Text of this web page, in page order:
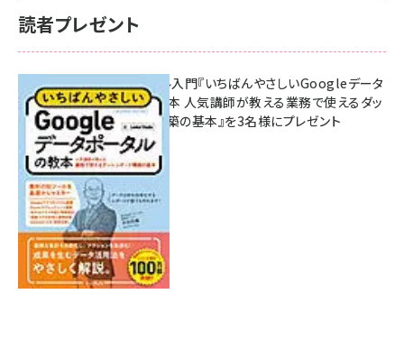
読者プレゼント
無料BIツール入門『いちばんやさしいGoogleデータ
ポータルの教本 人気講師が教える業務で使えるダッ
シュボード構築の基本』を3名様にプレゼント
7月31日 10:00